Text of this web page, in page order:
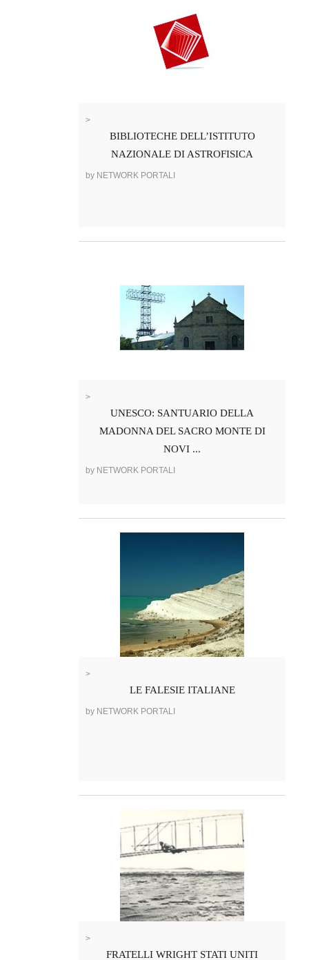
>
BIBLIOTECHE DELL’ISTITUTO
NAZIONALE DI ASTROFISICA
by NETWORK PORTALI
>
UNESCO: SANTUARIO DELLA
MADONNA DEL SACRO MONTE DI
NOVI ...
by NETWORK PORTALI
>
LE FALESIE ITALIANE
by NETWORK PORTALI
>
FRATELLI WRIGHT STATI UNITI